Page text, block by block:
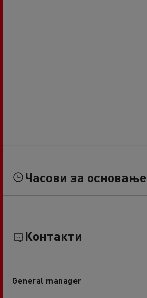
Часови за основање
Контакти
General manager